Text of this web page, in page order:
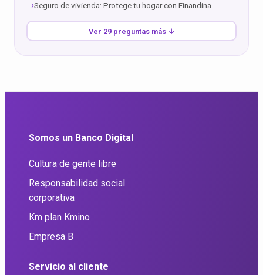
Seguro de vivienda: Protege tu hogar con Finandina
Ver 29 preguntas más ↓
Somos un Banco Digital
Cultura de gente libre
Responsabilidad social
corporativa
Km plan Kmino
Empresa B
Servicio al cliente